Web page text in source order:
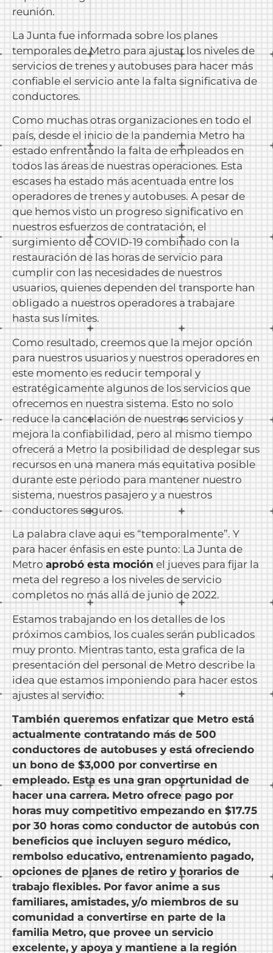
reunión.
La Junta fue informada sobre los planes
temporales de Metro para ajustar los niveles de
servicios de trenes y autobuses para hacer más
confiable el servicio ante la falta significativa de
conductores.
Como muchas otras organizaciones en todo el
país, desde el inicio de la pandemia Metro ha
estado enfrentando la falta de empleados en
todos las áreas de nuestras operaciones. Esta
escases ha estado más acentuada entre los
operadores de trenes y autobuses. A pesar de
que hemos visto un progreso significativo en
nuestros esfuerzos de contratación, el
surgimiento de COVID-19 combinado con la
restauración de las horas de servicio para
cumplir con las necesidades de nuestros
usuarios, quienes dependen del transporte han
obligado a nuestros operadores a trabajare
hasta sus límites.
Como resultado, creemos que la mejor opción
para nuestros usuarios y nuestros operadores en
este momento es reducir temporal y
estratégicamente algunos de los servicios que
ofrecemos en nuestra sistema. Esto no solo
reduce la cancelación de nuestros servicios y
mejora la confiabilidad, pero al mismo tiempo
ofrecerá a Metro la posibilidad de desplegar sus
recursos en una manera más equitativa posible
durante este periodo para mantener nuestro
sistema, nuestros pasajero y a nuestros
conductores seguros.
La palabra clave aqui es “temporalmente”. Y
para hacer énfasis en este punto: La Junta de
Metro aprobó esta moción el jueves para fijar la
meta del regreso a los niveles de servicio
completos no más allá de junio de 2022.
Estamos trabajando en los detalles de los
próximos cambios, los cuales serán publicados
muy pronto. Mientras tanto, esta grafica de la
presentación del personal de Metro describe la
idea que estamos imponiendo para hacer estos
ajustes al servicio:
También queremos enfatizar que Metro está
actualmente contratando más de 500
conductores de autobuses y está ofreciendo
un bono de $3,000 por convertirse en
empleado. Esta es una gran oportunidad de
hacer una carrera. Metro ofrece pago por
horas muy competitivo empezando en $17.75
por 30 horas como conductor de autobús con
beneficios que incluyen seguro médico,
rembolso educativo, entrenamiento pagado,
opciones de planes de retiro y horarios de
trabajo flexibles. Por favor anime a sus
familiares, amistades, y/o miembros de su
comunidad a convertirse en parte de la
familia Metro, que provee un servicio
excelente, y apoya y mantiene a la región